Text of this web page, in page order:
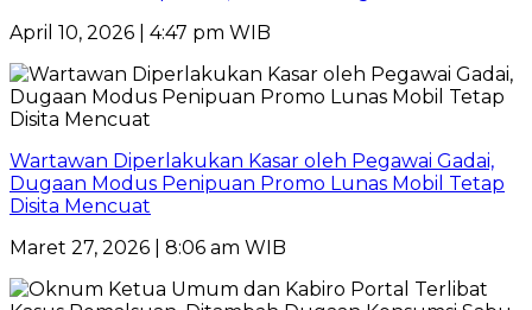
April 10, 2026 | 4:47 pm WIB
Wartawan Diperlakukan Kasar oleh Pegawai Gadai,
Dugaan Modus Penipuan Promo Lunas Mobil Tetap
Disita Mencuat
Maret 27, 2026 | 8:06 am WIB